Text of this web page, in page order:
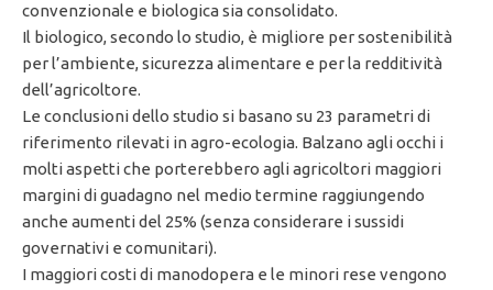
convenzionale e biologica sia consolidato.
Il biologico, secondo lo studio, è migliore per sostenibilità
per l’ambiente, sicurezza alimentare e per la redditività
dell’agricoltore.
Le conclusioni dello studio si basano su 23 parametri di
riferimento rilevati in agro-ecologia. Balzano agli occhi i
molti aspetti che porterebbero agli agricoltori maggiori
margini di guadagno nel medio termine raggiungendo
anche aumenti del 25% (senza considerare i sussidi
governativi e comunitari).
I maggiori costi di manodopera e le minori rese vengono